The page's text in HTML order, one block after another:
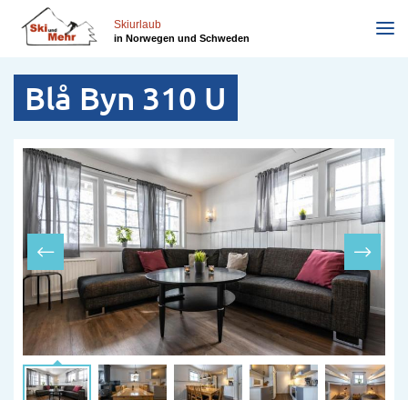
zum
Inhalt
Skiurlaub
in Norwegen und Schweden
Blå Byn 310 U